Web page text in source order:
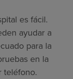
es fácil.
ayudar a
para la
en la
teléfono.